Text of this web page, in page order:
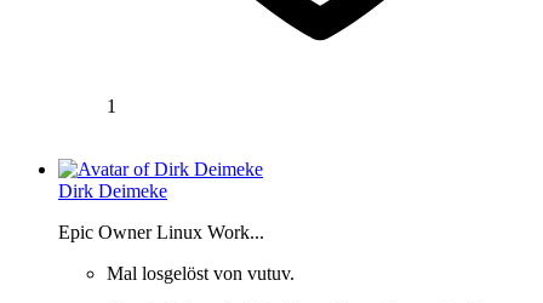
1
Dirk Deimeke
Epic Owner Linux Work...
Mal losgelöst von vutuv.